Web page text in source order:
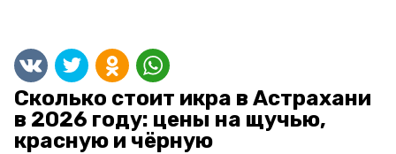
Сколько стоит икра в Астрахани
в 2026 году: цены на щучью,
красную и чёрную